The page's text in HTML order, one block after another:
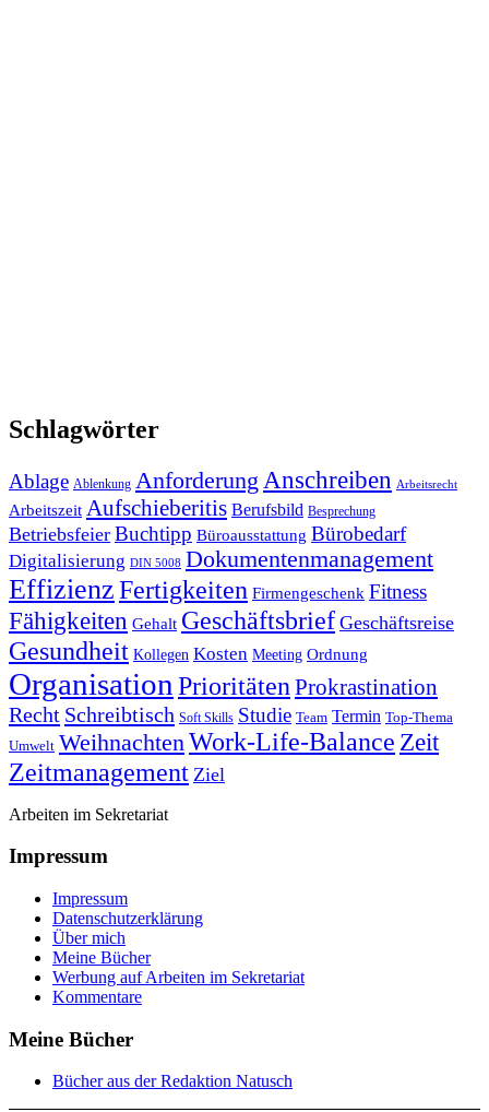
Schlagwörter
Ablage Ablenkung Anforderung Anschreiben Arbeitsrecht
Arbeitszeit Aufschieberitis Berufsbild Besprechung
Betriebsfeier Buchtipp Büroausstattung Bürobedarf
Digitalisierung DIN 5008 Dokumentenmanagement
EffizienzFertigkeiten Firmengeschenk Fitness
Fähigkeiten Gehalt Geschäftsbrief Geschäftsreise
Gesundheit Kollegen Kosten Meeting Ordnung
Organisation Prioritäten Prokrastination
Recht Schreibtisch Soft Skills Studie Team Termin Top-Thema
Umwelt Weihnachten Work-Life-Balance Zeit
Zeitmanagement Ziel
Arbeiten im Sekretariat
Impressum
Impressum
Datenschutzerklärung
Über mich
Meine Bücher
Werbung auf Arbeiten im Sekretariat
Kommentare
Meine Bücher
Bücher aus der Redaktion Natusch